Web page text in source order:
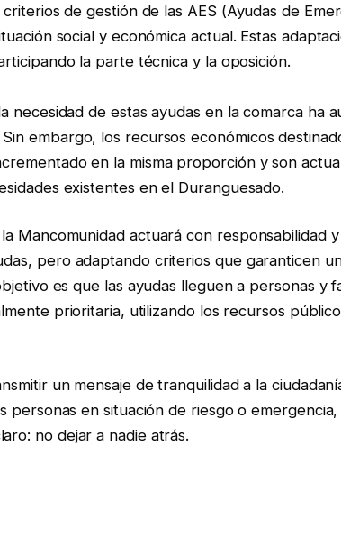
de gestión de las AES (Ayudas de
social y económica actual. Estas
la parte técnica y la oposición.
necesidad de estas ayudas en la comarca ha
embargo, los recursos económicos
en la misma proporción y son
existentes en el Duranguesado.
Mancomunidad actuará con responsabilidad
pero adaptando criterios que garanticen
es que las ayudas lleguen a personas y
prioritaria, utilizando los recursos
un mensaje de tranquilidad a la
personas en situación de riesgo o
no dejar a nadie atrás.